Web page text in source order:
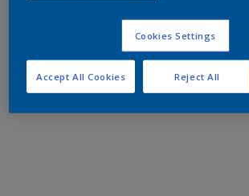
Cookies Settings
Reject All
Accept All Cookies